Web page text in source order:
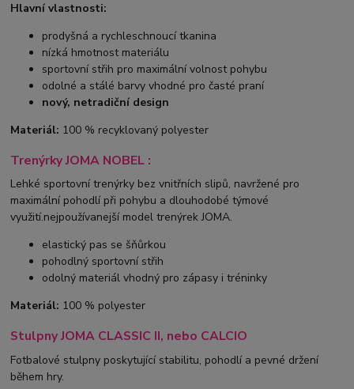
Hlavní vlastnosti:
prodyšná a rychleschnoucí tkanina
nízká hmotnost materiálu
sportovní střih pro maximální volnost pohybu
odolné a stálé barvy vhodné pro časté praní
nový, netradiční design
Materiál: 100 % recyklovaný polyester
Trenýrky JOMA NOBEL :
Lehké sportovní trenýrky bez vnitřních slipů, navržené pro
maximální pohodlí při pohybu a dlouhodobé týmové
využití.nejpoužívanejší model trenýrek JOMA.
elastický pas se šňůrkou
pohodlný sportovní střih
odolný materiál vhodný pro zápasy i tréninky
Materiál: 100 % polyester
Stulpny JOMA CLASSIC II, nebo CALCIO
Fotbalové stulpny poskytující stabilitu, pohodlí a pevné držení
během hry.